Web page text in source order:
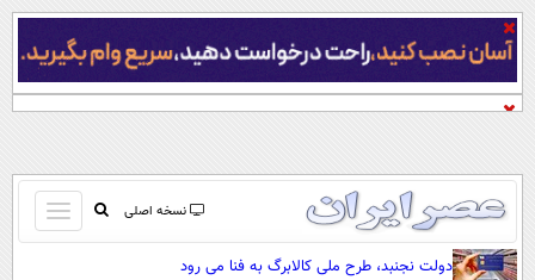
نسخه اصلی
باز
و
صفحه اول
دولت نجنبد، طرح ملی کالابرگ به فنا می رود